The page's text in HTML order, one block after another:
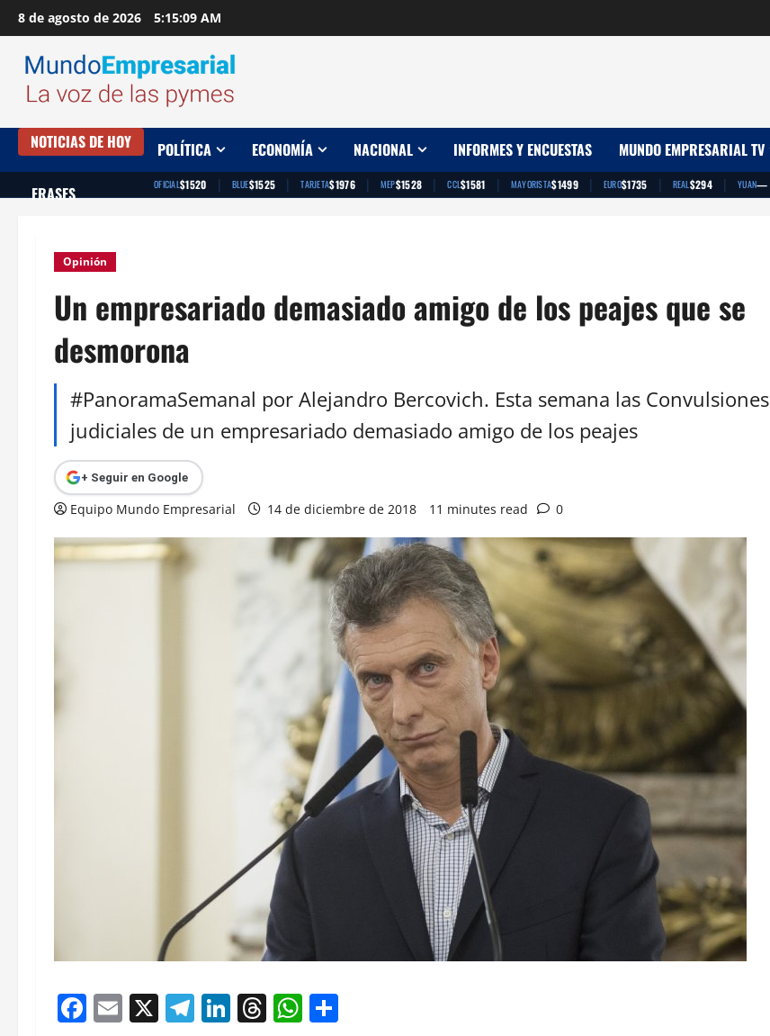
Saltar
al
contenido
8 de agosto de 2026 5:15:10 AM
NOTICIAS DE HOY POLÍTICA ECONOMÍA NACIONAL INFORMES Y ENCUESTAS MUNDO EMPRESARIAL TV
FRASES OFICIAL$1520 | BLUE$1525 | TARJETA$1976 | MEP$1528 | CCL$1581 | MAYORISTA$1499 | EURO$1735 | REAL$294 | YUAN—
Opinión
Un empresariado demasiado amigo de los peajes que se
desmorona
#PanoramaSemanal por Alejandro Bercovich. Esta semana las Convulsiones
judiciales de un empresariado demasiado amigo de los peajes
+ Seguir en Google
Equipo Mundo Empresarial 14 de diciembre de 2018 11 minutes read 0
Facebook
Email
X Telegram
LinkedIn
Threads
WhatsApp